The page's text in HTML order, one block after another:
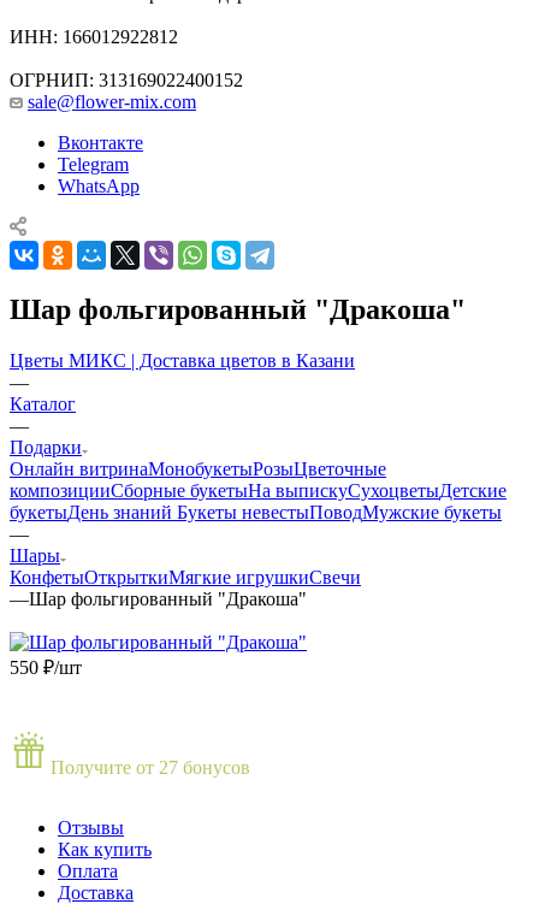
ИНН: 166012922812
ОГРНИП: 313169022400152
sale@flower-mix.com
Вконтакте
Telegram
WhatsApp
Шар фольгированный "Дракоша"
Цветы МИКС | Доставка цветов в Казани
—
Каталог
—
Подарки
Онлайн витринаМонобукетыРозыЦветочные
композицииСборные букетыНа выпискуСухоцветыДетские
букетыДень знаний Букеты невестыПоводМужские букеты
—
Шары
КонфетыОткрыткиМягкие игрушкиСвечи
—Шар фольгированный "Дракоша"
550 ₽/шт
Получите от 27 бонусов
Отзывы
Как купить
Оплата
Доставка